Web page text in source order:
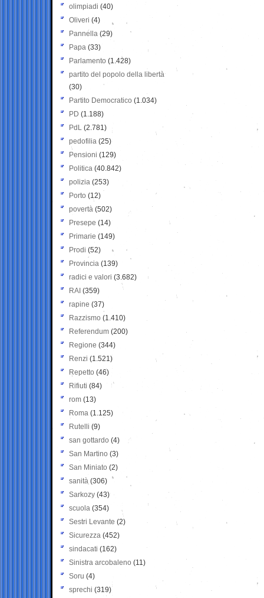
olimpiadi (40)
Oliveri (4)
Pannella (29)
Papa (33)
Parlamento (1.428)
partito del popolo della libertà
(30)
Partito Democratico (1.034)
PD (1.188)
PdL (2.781)
pedofilia (25)
Pensioni (129)
Politica (40.842)
polizia (253)
Porto (12)
povertà (502)
Presepe (14)
Primarie (149)
Prodi (52)
Provincia (139)
radici e valori (3.682)
RAI (359)
rapine (37)
Razzismo (1.410)
Referendum (200)
Regione (344)
Renzi (1.521)
Repetto (46)
Rifiuti (84)
rom (13)
Roma (1.125)
Rutelli (9)
san gottardo (4)
San Martino (3)
San Miniato (2)
sanità (306)
Sarkozy (43)
scuola (354)
Sestri Levante (2)
Sicurezza (452)
sindacati (162)
Sinistra arcobaleno (11)
Soru (4)
sprechi (319)